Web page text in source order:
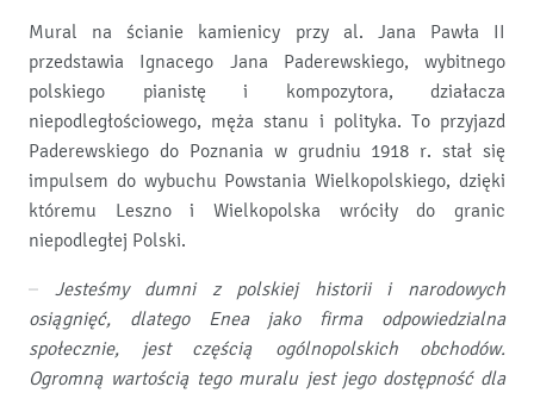
Mural na ścianie kamienicy przy al. Jana Pawła II
przedstawia Ignacego Jana Paderewskiego, wybitnego
polskiego pianistę i kompozytora, działacza
niepodległościowego, męża stanu i polityka. To przyjazd
Paderewskiego do Poznania w grudniu 1918 r. stał się
impulsem do wybuchu Powstania Wielkopolskiego, dzięki
któremu Leszno i Wielkopolska wróciły do granic
niepodległej Polski.
– Jesteśmy dumni z polskiej historii i narodowych
osiągnięć, dlatego Enea jako firma odpowiedzialna
społecznie, jest częścią ogólnopolskich obchodów.
Ogromną wartością tego muralu jest jego dostępność dla